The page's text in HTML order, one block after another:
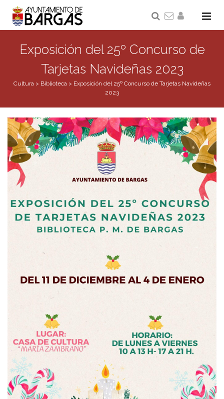
Exposición del 25º Concurso de
Tarjetas Navideñas 2023
Cultura > Biblioteca > Exposición del 25º Concurso de Tarjetas Navideñas
2023